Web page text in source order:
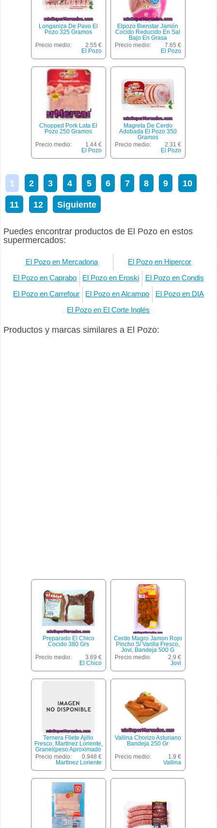
Longaniza De Pavo El
Pozo 325 Gramos
Precio medio:
2.55 €
El Pozo
Elpozo Bienstar Jamón
Cocido Reducido En Sal
Bajo En Grasa
Precio medio:
7.65 €
El Pozo
Chopped Pork Lata El
Pozo 250 Gramos
Precio medio:
1.44 €
El Pozo
Magreta De Cerdo
Adobada El Pozo 350
Gramos
Precio medio:
2.31 €
El Pozo
1 2 3 4 5 6 7 8 9 10
11 12 Siguiente
Puedes encontrar productos de El Pozo en estos
supermercados:
El Pozo en Mercadona El Pozo en Hipercor
El Pozo en Caprabo El Pozo en Eroski El Pozo en Condis
El Pozo en Carrefour El Pozo en Alcampo El Pozo en DIA
El Pozo en El Corte Inglés
Productos y marcas similares a El Pozo:
Preparado El Chico
Cocido 380 Grs
Precio medio:
3.69 €
El Chico
Cerdo Magro Jamon Rojo
Pincho S/ Varilla Fresco,
Jovi, Bandeja 500 G
Precio medio:
2.9 €
Jovi
Ternera Filete Ajillo
Fresco, Martinez Loriente,
Granel(peso Aproximado
De La Unidad 120 Gr)
Precio medio:
0.948 €
Martinez Loriente
Vallina Chorizo Asturiano
Bandeja 250 Gr
Precio medio:
1.9 €
Vallina